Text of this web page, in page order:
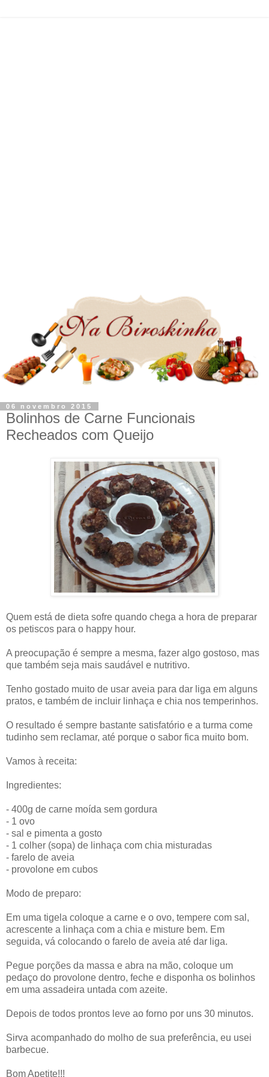
06 novembro 2015
Bolinhos de Carne Funcionais
Recheados com Queijo
Quem está de dieta sofre quando chega a hora de preparar
os petiscos para o happy hour.
A preocupação é sempre a mesma, fazer algo gostoso, mas
que também seja mais saudável e nutritivo.
Tenho gostado muito de usar aveia para dar liga em alguns
pratos, e também de incluir linhaça e chia nos temperinhos.
O resultado é sempre bastante satisfatório e a turma come
tudinho sem reclamar, até porque o sabor fica muito bom.
Vamos à receita:
Ingredientes:
- 400g de carne moída sem gordura
- 1 ovo
- sal e pimenta a gosto
- 1 colher (sopa) de linhaça com chia misturadas
- farelo de aveia
- provolone em cubos
Modo de preparo:
Em uma tigela coloque a carne e o ovo, tempere com sal,
acrescente a linhaça com a chia e misture bem. Em
seguida, vá colocando o farelo de aveia até dar liga.
Pegue porções da massa e abra na mão, coloque um
pedaço do provolone dentro, feche e disponha os bolinhos
em uma assadeira untada com azeite.
Depois de todos prontos leve ao forno por uns 30 minutos.
Sirva acompanhado do molho de sua preferência, eu usei
barbecue.
Bom Apetite!!!